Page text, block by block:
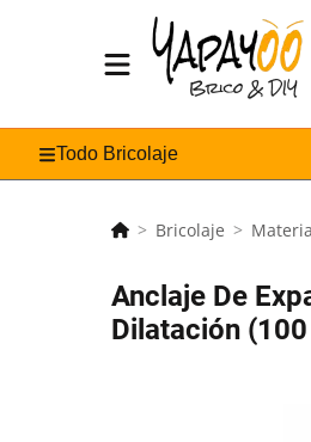
Todo Bricolaje
Bricolaje
Anclaje De
Dilatación